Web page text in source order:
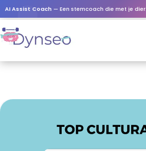
AI Assist Coach — Een stemcoach die met je dierbaren speelt
Competition